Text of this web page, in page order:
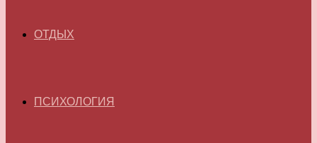
ОТДЫХ
ПСИХОЛОГИЯ